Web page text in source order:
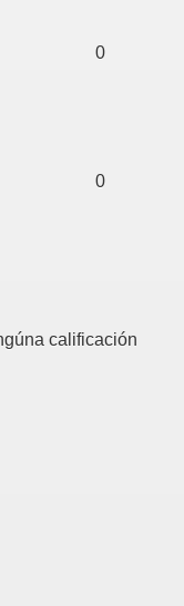
0
0
calificación